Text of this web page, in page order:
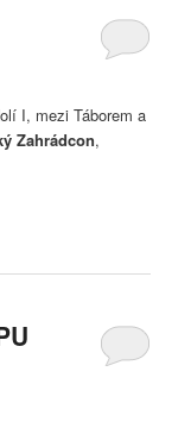
I, mezi Táborem a
Zahrádcon,